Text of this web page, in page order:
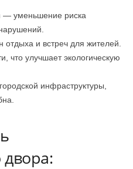
— уменьшение риска
и встреч для жителей.
что улучшает экологическую
инфраструктуры,
двора: